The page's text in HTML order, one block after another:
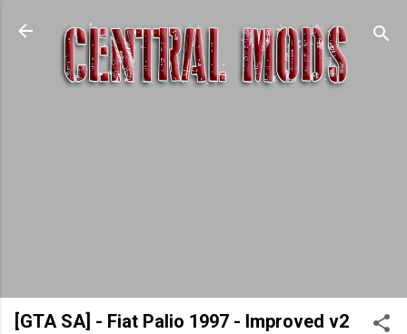
Pular para o conteúdo principal
[GTA SA] - Fiat Palio 1997 - Improved v2